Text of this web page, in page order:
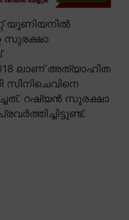
യൂണിയനിൽ
സുരക്ഷാ
ലാണ് അത്യാഹിത
സിനിചെവിനെ
റഷ്യൻ സുരക്ഷാ